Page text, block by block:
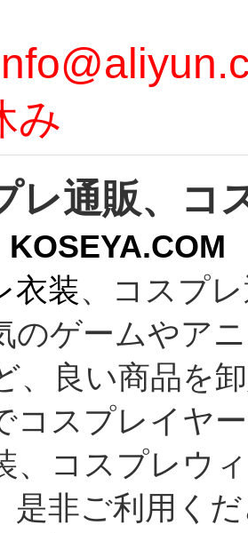
う...
み
レ通販、コ
衣装、コスプ
のゲームやア
、良い商品を
コスプレイヤ
、コスプレウ
是非ご利用く